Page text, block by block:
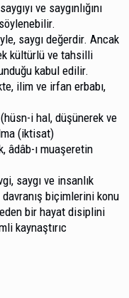
ve saygınlığını
saygı değerdir. Ancak
kültürlü ve tahsilli
kabul edilir.
ilim ve irfan erbabı,
i hal, düşünerek ve
(iktisat)
âdâb-ı muaşeretin
saygı ve insanlık
biçimlerini konu
bir hayat disiplini
kaynaştırıc